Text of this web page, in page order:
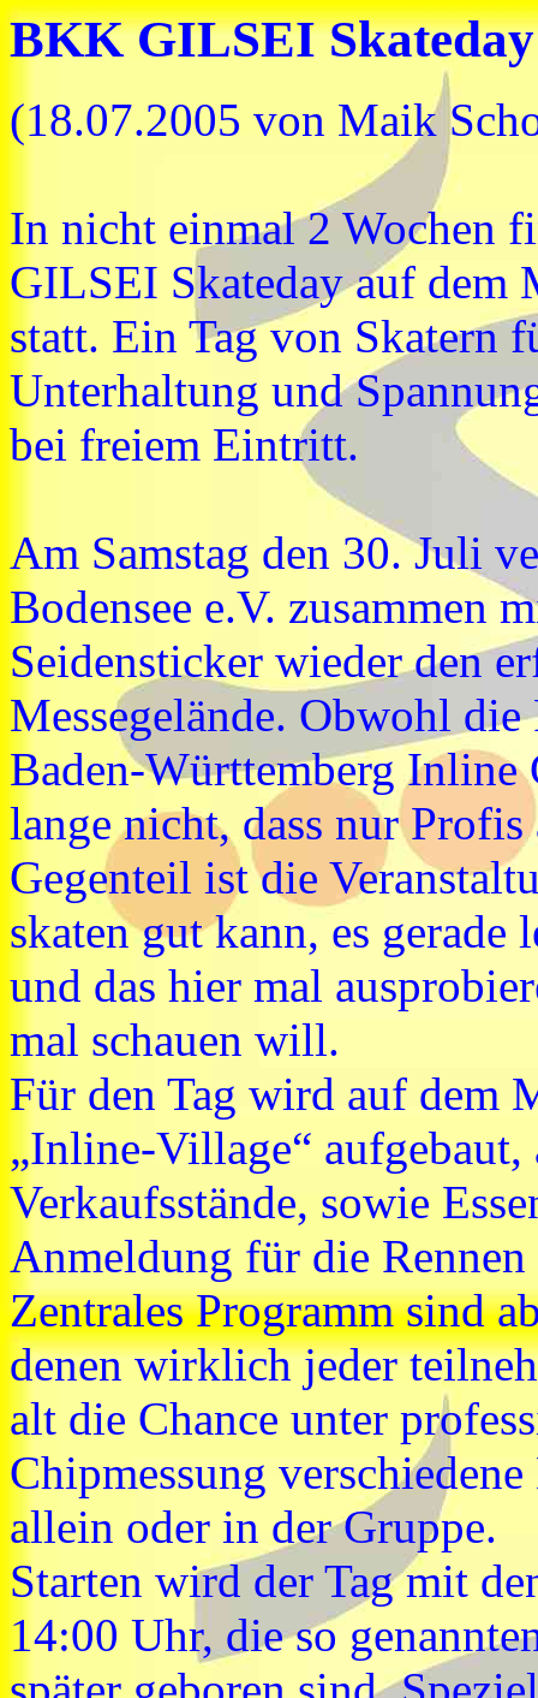
BKK GILSEI
(18.07.2005 von Maik
In nicht einmal 2 Wochen
GILSEI Skateday auf dem
statt. Ein Tag von Skatern
Unterhaltung und
bei freiem Eintritt.
Am Samstag den 30. Juli
Bodensee e.V. zusammen
Seidensticker wieder den
Messegelände. Obwohl die
Baden-Württemberg
lange nicht, dass nur
Gegenteil ist die
skaten gut kann, es
und das hier mal
mal schauen will.
Für den Tag wird auf dem
„Inline-Village“
Verkaufsstände, sowie
Anmeldung für die
Zentrales Programm sind
denen wirklich jeder
alt die Chance unter
Chipmessung
allein oder in der Gruppe.
Starten wird der Tag mit
14:00 Uhr, die so